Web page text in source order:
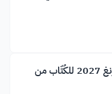
إقامة أدبية ممولة بالكامل في هونغ كونغ 2027 للكُتّاب من